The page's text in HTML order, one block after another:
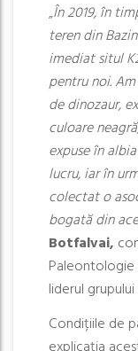
„În 2019, în
teren din
imediat situl
pentru noi.
de dinozaur,
culoare
expuse în
lucru, iar în
colectat o
bogată din
Botfalvai,
Paleontologie
liderul
Condițiile de